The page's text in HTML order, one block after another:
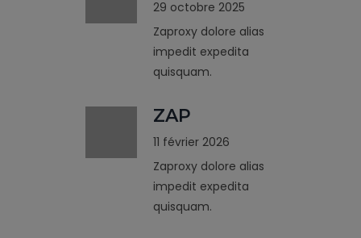
29 octobre 2025
Zaproxy dolore alias
impedit expedita
quisquam.
ZAP
11 février 2026
Zaproxy dolore alias
impedit expedita
quisquam.